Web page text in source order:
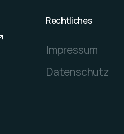
Rechtliches
Impressum
Datenschutz